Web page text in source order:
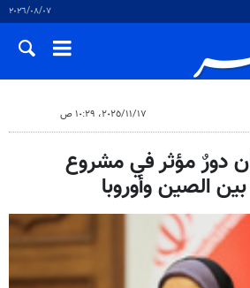
٠٧‏/٠٨‏/٢٠٢٦
١٧‏/١١‏/٢٠٢٥، ١٠:٢٩ ص
دورٌ مؤثر في مشروع
الصين وأوروبا